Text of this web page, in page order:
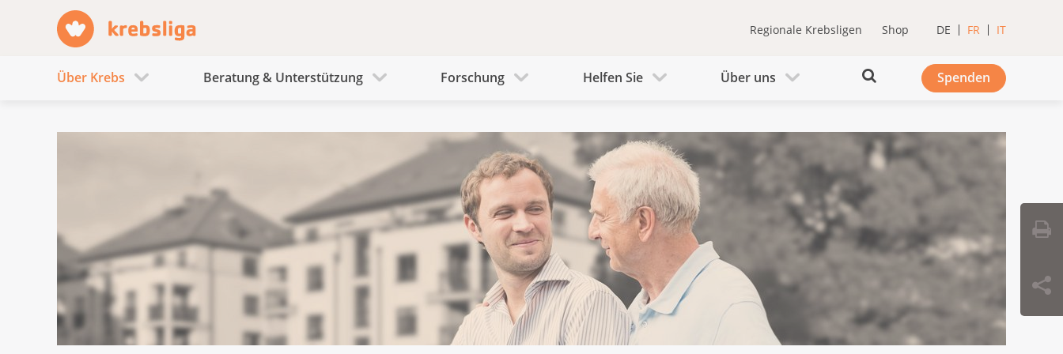
Regionale Krebsligen Shop DE FR IT
Über Krebs Beratung & Unterstützung Forschung Helfen Sie Über uns Spenden